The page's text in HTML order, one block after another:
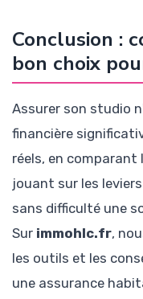
Conclusion :
bon choix
Assurer son studio
financière
réels, en comparant
jouant sur les
sans difficulté une
Sur immohlc.fr,
les outils et les
une assurance